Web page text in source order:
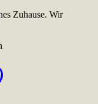
Zuhause. Wir